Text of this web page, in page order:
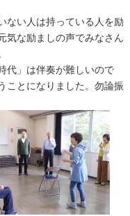
ない人は持っている人を励
気な励ましの声でみなさん
代」は伴奏が難しいので
ことになりました。勿論振